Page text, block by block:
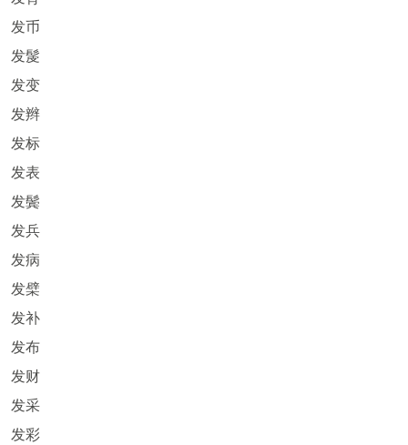
发币
发髲
发变
发辫
发标
发表
发鬓
发兵
发病
发檗
发补
发布
发财
发采
发彩